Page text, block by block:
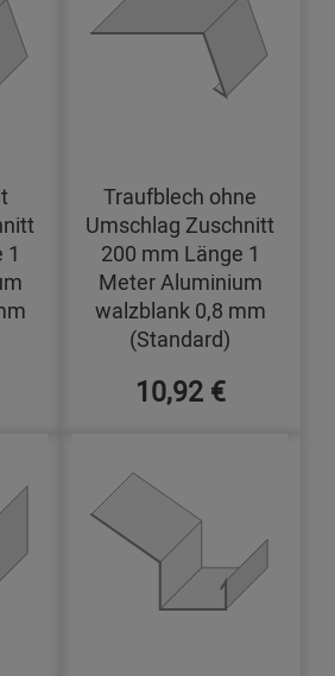
1
Traufblech ohne
Umschlag Zuschnitt
200 mm Länge 1
Meter Aluminium
walzblank 0,8 mm
(Standard)
10,92 €